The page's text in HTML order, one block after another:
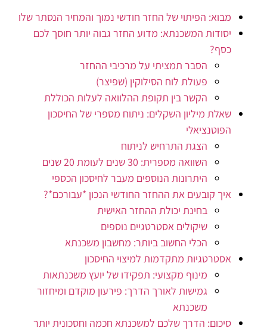
מבוא: הפיתוי של החזר חודשי נמוך והמחיר הנסתר שלו
יסודות המשכנתא: מדוע החזר גבוה יותר חוסך לכם
כסף?
הסבר תמציתי על מרכיבי ההחזר
פעולת לוח הסילוקין (שפיצר)
הקשר בין תקופת ההלוואה לעלות הכוללת
שאלת מיליון השקלים: ניתוח מספרי של החיסכון
הפוטנציאלי
הצגת התרחיש לניתוח
השוואה מספרית: 30 שנים לעומת 20 שנים
היתרונות הנוספים מעבר לחיסכון הכספי
איך קובעים את ההחזר החודשי הנכון *עבורכם*?
בחינת יכולת ההחזר האישית
שיקולים אסטרטגיים נוספים
הכלי החשוב ביותר: מחשבון משכנתא
אסטרטגיות מתקדמות למיצוי החיסכון
מינוף מקצועי: תפקידו של יועץ משכנתאות
גמישות לאורך הדרך: פירעון מוקדם ומיחזור
משכנתא
סיכום: הדרך שלכם למשכנתא חכמה וחסכונית יותר